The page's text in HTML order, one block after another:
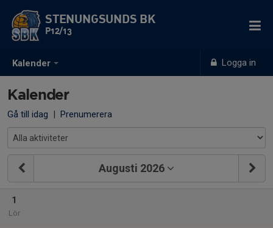
Kalender Logga in
STENUNGSUNDS BK
P12/13
Kalender
Gå till idag | Prenumerera
Augusti 2026
1
Lör